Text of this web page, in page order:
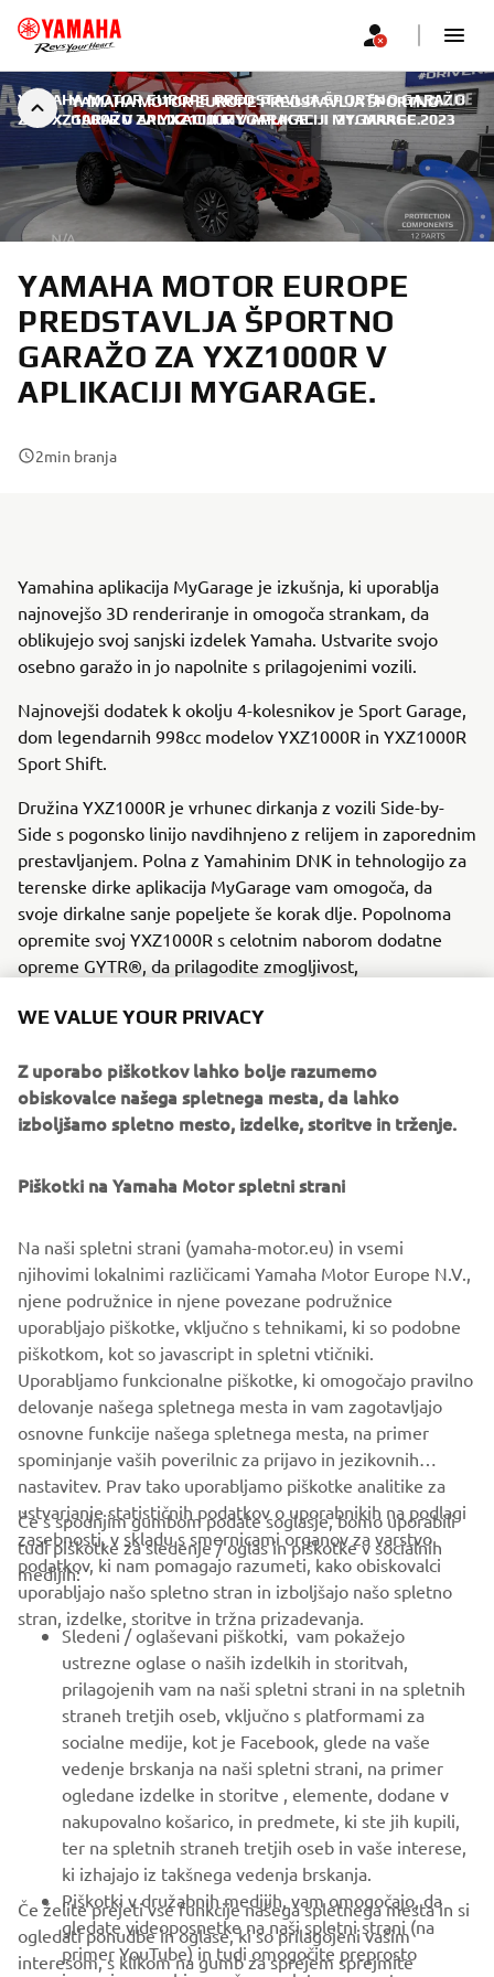
YAMAHA MOTOR EUROPE PREDSTAVLJA ŠPORTNO
GARAŽO ZA YXZ1000R V APLIKACIJI MYGARAGE.
YAMAHA MOTOR EUROPE PREDSTAVLJA ŠPORTNO GARAŽO
ZA YXZ1000R V APLIKACIJI MYGARAGE. | 21. MAREC 2023
YAMAHA MOTOR EUROPE
PREDSTAVLJA ŠPORTNO
GARAŽO ZA YXZ1000R V
APLIKACIJI MYGARAGE.
2min branja
Yamahina aplikacija MyGarage je izkušnja, ki uporablja
najnovejšo 3D renderiranje in omogoča strankam, da
oblikujejo svoj sanjski izdelek Yamaha. Ustvarite svojo
osebno garažo in jo napolnite s prilagojenimi vozili.
Najnovejši dodatek k okolju 4-kolesnikov je Sport Garage,
dom legendarnih 998cc modelov YXZ1000R in YXZ1000R
Sport Shift.
Družina YXZ1000R je vrhunec dirkanja z vozili Side-by-
Side s pogonsko linijo navdihnjeno z relijem in zaporednim
prestavljanjem. Polna z Yamahinim DNK in tehnologijo za
terenske dirke aplikacija MyGarage vam omogoča, da
svoje dirkalne sanje popeljete še korak dlje. Popolnoma
opremite svoj YXZ1000R s celotnim naborom dodatne
opreme GYTR®, da prilagodite zmogljivost,
lahko svoj konfigurator pošljete svojemu najbližjemu
trgovcu.
PRENESITE MYGARAGE APP
ODKRIJTE SERIJO YXZ1000R
PODJETJA
ZA PODJETJA
VEČ YAMAHA
PODPORA
GLASILO
Med prvimi prejmite novice o najnovejših ponudbah, posebnih
dogodkih, novih izdajah in še veliko več
WE VALUE YOUR PRIVACY
Z uporabo piškotkov lahko bolje razumemo
obiskovalce našega spletnega mesta, da lahko
izboljšamo spletno mesto, izdelke, storitve in trženje.
Piškotki na Yamaha Motor spletni strani
Na naši spletni strani (yamaha-motor.eu) in vsemi
njihovimi lokalnimi različicami Yamaha Motor Europe N.V.,
njene podružnice in njene povezane podružnice
uporabljajo piškotke, vključno s tehnikami, ki so podobne
piškotkom, kot so javascript in spletni vtičniki.
Uporabljamo funkcionalne piškotke, ki omogočajo pravilno
delovanje našega spletnega mesta in vam zagotavljajo
osnovne funkcije našega spletnega mesta, na primer
spominjanje vaših poverilnic za prijavo in jezikovnih
nastavitev. Prav tako uporabljamo piškotke analitike za
ustvarjanje statističnih podatkov o uporabnikih na podlagi
zasebnosti, v skladu s smernicami organov za varstvo
podatkov, ki nam pomagajo razumeti, kako obiskovalci
uporabljajo našo spletno stran in izboljšajo našo spletno
stran, izdelke, storitve in tržna prizadevanja.
Če s spodnjim gumbom podate soglasje, bomo uporabili
tudi piškotke za sledenje / oglas in piškotke v socialnih
medijih:
Sledeni / oglaševani piškotki, vam pokažejo
ustrezne oglase o naših izdelkih in storitvah,
prilagojenih vam na naši spletni strani in na spletnih
straneh tretjih oseb, vključno s platformami za
socialne medije, kot je Facebook, glede na vaše
vedenje brskanja na naši spletni strani, na primer
ogledane izdelke in storitve , elemente, dodane v
nakupovalno košarico, in predmete, ki ste jih kupili,
ter na spletnih straneh tretjih oseb in vaše interese,
ki izhajajo iz takšnega vedenja brskanja.
Piškotki v družabnih medijih, vam omogočajo, da
gledate videoposnetke na naši spletni strani (na
primer YouTube) in tudi omogočite preprosto
Če želite prejeti vse funkcije našega spletnega mesta in si
ogledati ponudbe in oglase, ki so prilagojeni vašim
interesom, s klikom na gumb za sprejem sprejmite